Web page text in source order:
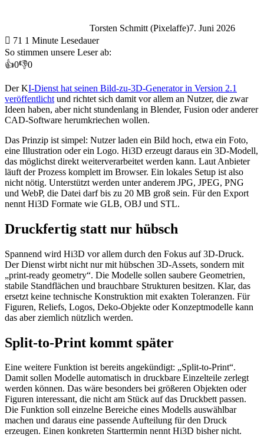
Torsten Schmitt (Pixelaffe)7. Juni 2026
71 1 Minute Lesedauer
So stimmen unsere Leser ab:
👍0👎0
Der KI-Dienst hat seinen Bild-zu-3D-Generator in Version 2.1
veröffentlicht und richtet sich damit vor allem an Nutzer, die zwar
Ideen haben, aber nicht stundenlang in Blender, Fusion oder anderer
CAD-Software herumkriechen wollen.
Das Prinzip ist simpel: Nutzer laden ein Bild hoch, etwa ein Foto,
eine Illustration oder ein Logo. Hi3D erzeugt daraus ein 3D-Modell,
das möglichst direkt weiterverarbeitet werden kann. Laut Anbieter
läuft der Prozess komplett im Browser. Ein lokales Setup ist also
nicht nötig. Unterstützt werden unter anderem JPG, JPEG, PNG
und WebP, die Datei darf bis zu 20 MB groß sein. Für den Export
nennt Hi3D Formate wie GLB, OBJ und STL.
Druckfertig statt nur hübsch
Spannend wird Hi3D vor allem durch den Fokus auf 3D-Druck.
Der Dienst wirbt nicht nur mit hübschen 3D-Assets, sondern mit
„print-ready geometry“. Die Modelle sollen saubere Geometrien,
stabile Standflächen und brauchbare Strukturen besitzen. Klar, das
ersetzt keine technische Konstruktion mit exakten Toleranzen. Für
Figuren, Reliefs, Logos, Deko-Objekte oder Konzeptmodelle kann
das aber ziemlich nützlich werden.
Split-to-Print kommt später
Eine weitere Funktion ist bereits angekündigt: „Split-to-Print“.
Damit sollen Modelle automatisch in druckbare Einzelteile zerlegt
werden können. Das wäre besonders bei größeren Objekten oder
Figuren interessant, die nicht am Stück auf das Druckbett passen.
Die Funktion soll einzelne Bereiche eines Modells auswählbar
machen und daraus eine passende Aufteilung für den Druck
erzeugen. Einen konkreten Starttermin nennt Hi3D bisher nicht.